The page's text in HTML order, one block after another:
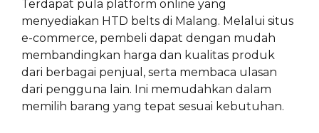
Terdapat pula platform online yang
menyediakan HTD belts di Malang. Melalui situs
e-commerce, pembeli dapat dengan mudah
membandingkan harga dan kualitas produk
dari berbagai penjual, serta membaca ulasan
dari pengguna lain. Ini memudahkan dalam
memilih barang yang tepat sesuai kebutuhan.